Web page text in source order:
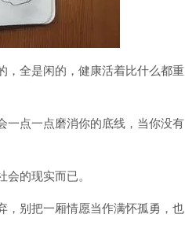
，全是闲的，健康活着比什么都重
一点一点磨消你的底线，当你没有
的现实而已。
，别把一厢情愿当作满怀孤勇，也